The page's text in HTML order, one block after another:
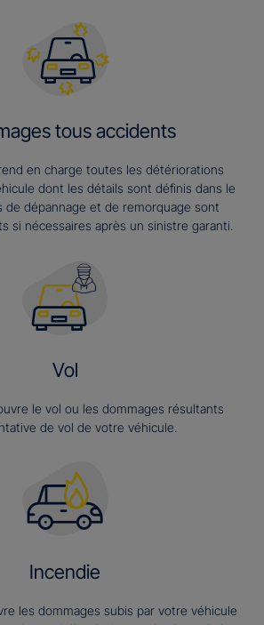
tous accidents
en charge toutes les détériorations
dont les détails sont définis dans le
de dépannage et de remorquage sont
si nécessaires après un sinistre garanti.
Vol
le vol ou les dommages résultants
de vol de votre véhicule.
Incendie
les dommages subis par votre véhicule